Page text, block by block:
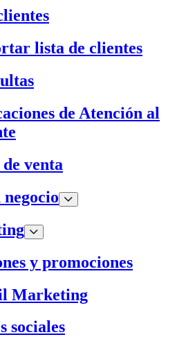
lista de clientes
de Atención al
venta
y promociones
Marketing
sociales